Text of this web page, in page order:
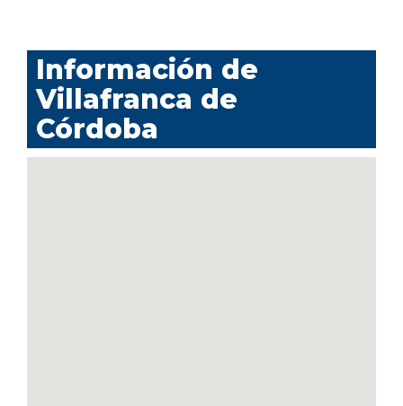
Información de
Villafranca de
Córdoba